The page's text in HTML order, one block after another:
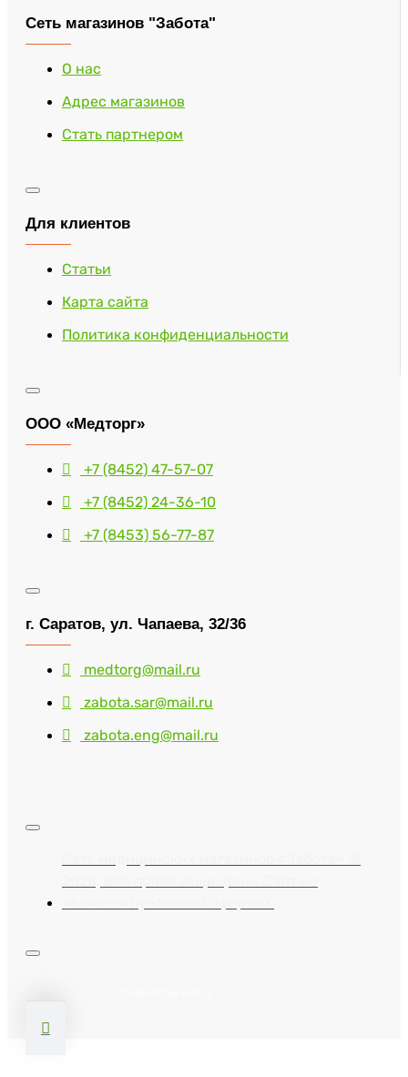
Сеть магазинов "Забота"
О нас
Адрес магазинов
Стать партнером
Для клиентов
Статьи
Карта сайта
Политика конфиденциальности
ООО «Медторг»
+7 (8452) 47-57-07
+7 (8452) 24-36-10
+7 (8453) 56-77-87
г. Саратов, ул. Чапаева, 32/36
medtorg@mail.ru
zabota.sar@mail.ru
zabota.eng@mail.ru